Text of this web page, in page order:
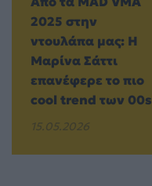
2025 στην
ντουλάπα μας: Η
Μαρίνα Σάττι
επανέφερε το πιο
cool trend των 00s
15.05.2026